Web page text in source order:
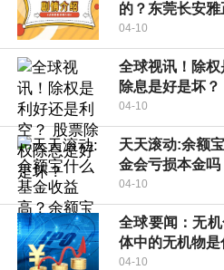
的？东莞长安
04-10
全球视讯！除
除息是好是坏？
04-10
天天滚动:余额
金会亏损本金吗
04-10
全球要闻：无
体中的无机物是
04-10